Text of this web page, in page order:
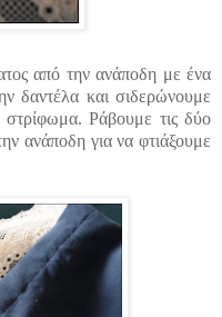
από την ανάποδη με ένα
δαντέλα και σιδερώνουμε
Ράβουμε τις δύο
ανάποδη για να φτιάξουμε